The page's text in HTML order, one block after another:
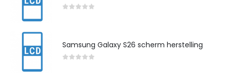
Samsung Galaxy S26 scherm herstelling